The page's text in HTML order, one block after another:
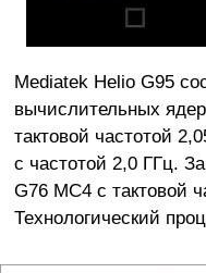
Mediatek Helio G95
вычислительных
тактовой частотой
с частотой 2,0 ГГц.
G76 MC4 с тактовой
Технологический